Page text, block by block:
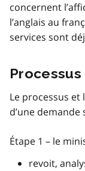
concernent
l’anglais au
services sont
Processus
Le processus
d’une
Étape 1 – le
revoit,